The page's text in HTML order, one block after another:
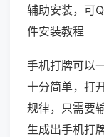
辅助安装，可
件安装教程
手机打牌可以
十分简单，打
规律，只需要
生成出手机打